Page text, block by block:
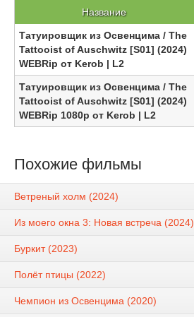
Название
Татуировщик из Освенцима / The
Tattooist of Auschwitz [S01] (2024)
WEBRip от Kerob | L2
Татуировщик из Освенцима / The
Tattooist of Auschwitz [S01] (2024)
WEBRip 1080p от Kerob | L2
Похожие фильмы
Ветреный холм (2024)
Из моего окна 3: Новая встреча (2024)
Буркит (2023)
Полёт птицы (2022)
Чемпион из Освенцима (2020)